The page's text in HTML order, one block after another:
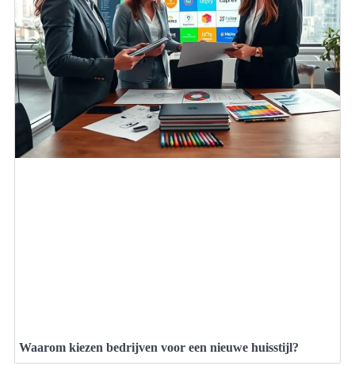
Waarom kiezen bedrijven voor een nieuwe huisstijl?